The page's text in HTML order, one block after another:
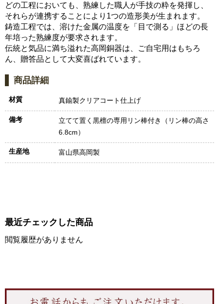
どの工程においても、熟練した職人が手技の粋を発揮し、
それらが連携することにより1つの造形美が生まれます。
鋳造工程では、溶けた金属の温度を「目で測る」ほどの長
年培った熟練度が要求されます。
伝統と気品に満ち溢れた高岡銅器は、ご自宅用はもちろ
ん、贈答品として大変喜ばれています。
商品詳細
材質 真鍮製クリアコート仕上げ
備考
立てて置く黒檀の専用リン棒付き（リン棒の高さ
6.8cm）
生産地 富山県高岡製
最近チェックした商品
閲覧履歴がありません